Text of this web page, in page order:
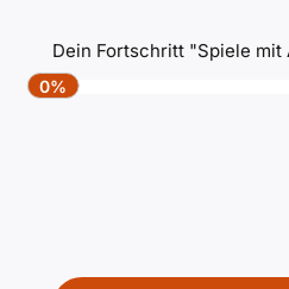
Dein Fortschritt "Spiele mit
0%